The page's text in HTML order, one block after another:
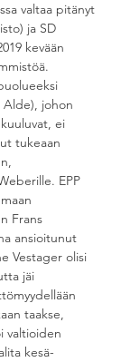
valtaa pitänyt
ja SD
kevään
Alde), johon
ei
tukeaan
EPP
Frans
ansioitunut
Vestager olisi
jäi
taakse,
valtioiden
kesä-